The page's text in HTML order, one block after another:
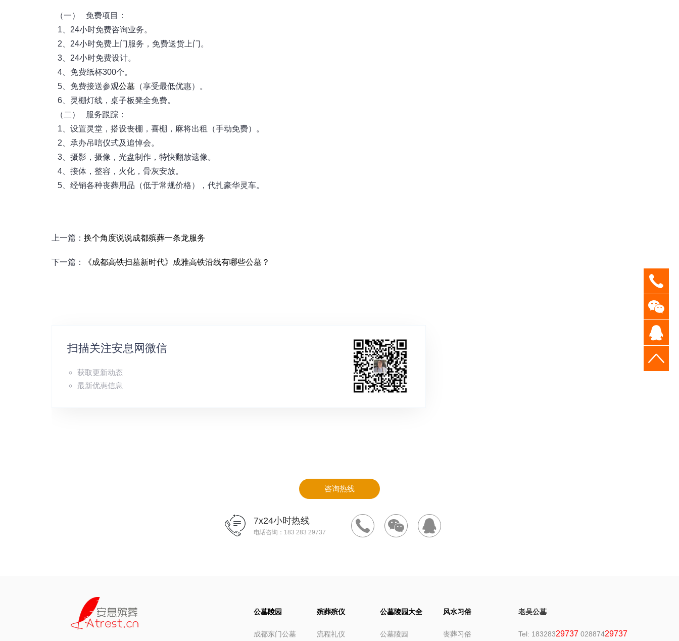
（一） 免费项目：
1、24小时免费咨询业务。
2、24小时免费上门服务，免费送货上门。
3、24小时免费设计。
4、免费纸杯300个。
5、免费接送参观公墓 （享受最低优惠）。
6、灵棚灯线，桌子板凳全免费。
（二） 服务跟踪：
1、设置灵堂，搭设丧棚，喜棚，麻将出租（手动免费）。
2、承办吊唁仪式及追悼会。
3、摄影，摄像，光盘制作，特快翻放遗像。
4、接体，整容，火化，骨灰安放。
5、经销各种丧葬用品（低于常规价格），代扎豪华灵车。
上一篇： 换个角度说说成都殡葬一条龙服务
下一篇： 《成都高铁扫墓新时代》成雅高铁沿线有哪些公墓？
扫描关注安息网微信
获取更新动态
最新优惠信息
咨询热线
7x24小时热线
电话咨询：183 283 29737
公墓陵园
成都东门公墓
殡葬殡仪
流程礼仪
公墓陵园大全
公墓陵园
风水习俗
丧葬习俗
老吴公墓
Tel: 18328329737 02887429737